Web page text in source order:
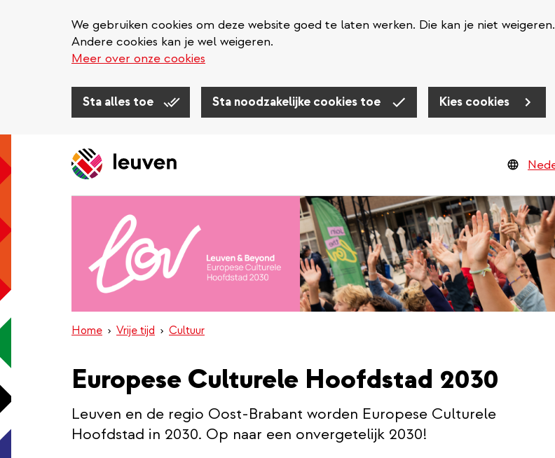
We gebruiken cookies om deze website goed te laten werken. Die kan je niet weigeren.
Andere cookies kan je wel weigeren.
Meer over onze cookies
Sta alles toe Sta noodzakelijke cookies toe Kies cookies
Home Vrije tijd Cultuur
Europese Culturele Hoofdstad 2030
Leuven en de regio Oost-Brabant worden Europese Culturele
Hoofdstad in 2030. Op naar een onvergetelijk 2030!